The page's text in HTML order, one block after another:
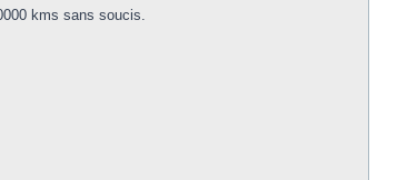
kms sans soucis.